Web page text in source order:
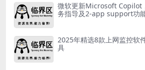
微软更新Microsoft
务指导及2-app support功
2025年精选8款上网监控软
具